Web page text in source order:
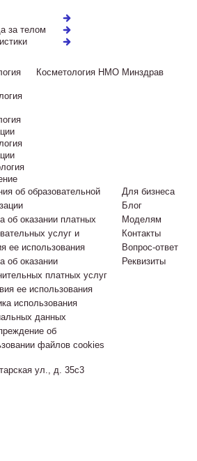
за телом
Косметология НМО Минздрав
об образовательной
об оказании платных
услуг и
ее использования
об оказании
платных услуг
ее использования
использования
данных
об
файлов cookies
Для бизнеса
Блог
Моделям
Контакты
Вопрос-ответ
Реквизиты
ул., д. 35с3